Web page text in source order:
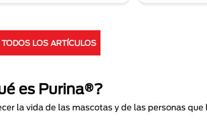
TODOS LOS ARTÍCULOS
es Purina®?
la vida de las mascotas y de las personas que